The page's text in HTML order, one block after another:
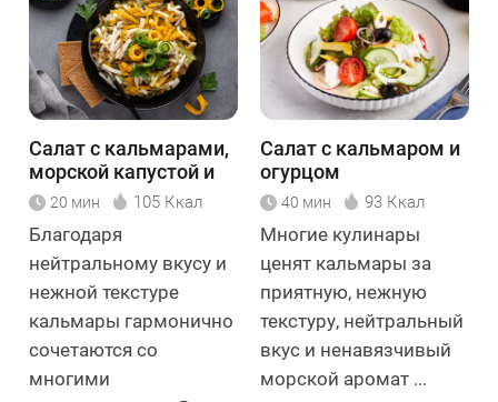
Салат с кальмарами,
морской капустой и
тыквой
20 мин 105 Ккал
Благодаря
нейтральному вкусу и
нежной текстуре
кальмары гармонично
сочетаются со
многими
Салат с кальмаром и
огурцом
40 мин 93 Ккал
Многие кулинары
ценят кальмары за
приятную, нежную
текстуру, нейтральный
вкус и ненавязчивый
морской аромат ...